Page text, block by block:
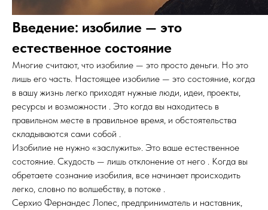
Введение: изобилие — это
естественное состояние
Многие считают, что изобилие — это просто деньги. Но это
лишь его часть. Настоящее изобилие — это состояние, когда
в вашу жизнь легко приходят нужные люди, идеи, проекты,
ресурсы и возможности . Это когда вы находитесь в
правильном месте в правильное время, и обстоятельства
складываются сами собой .
Изобилие не нужно «заслужить». Это ваше естественное
состояние. Скудость — лишь отклонение от него . Когда вы
обретаете сознание изобилия, все начинает происходить
легко, словно по волшебству, в потоке .
Серхио Фернандес Лопес, предприниматель и наставник,